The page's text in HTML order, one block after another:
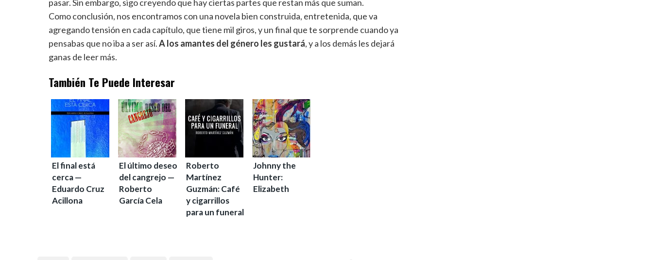
pasar. Sin embargo, sigo creyendo que hay ciertas partes que restan más que suman.
Como conclusión, nos encontramos con una novela bien construida, entretenida, que va
agregando tensión en cada capítulo, que tiene mil giros, y un final que te sorprende cuando ya
pensabas que no iba a ser así.A los amantes del género les gustará, y a los demás les dejará
ganas de leer más.
También Te Puede Interesar
El final está
cerca —
Eduardo Cruz
Acillona
El último deseo
del cangrejo —
Roberto
García Cela
Roberto
Martínez
Guzmán: Café
y cigarrillos
para un funeral
Johnny the
Hunter:
Elizabeth